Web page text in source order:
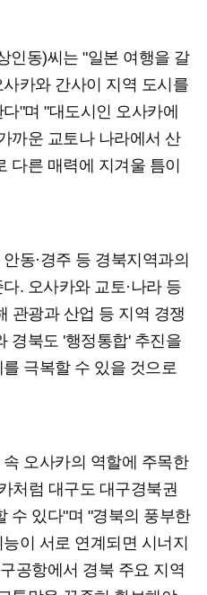
인동)씨는 "일본 여행을 갈
카와 간사이 지역 도시를
"며 "대도시인 오사카에
까운 교토나 나라에서 산
다른 매력에 지겨울 틈이
동·경주 등 경북지역과의
. 오사카와 교토·나라 등
관광과 산업 등 지역 경쟁
경북도 '행정통합' 추진을
극복할 수 있을 것으로
오사카의 역할에 주목한
처럼 대구도 대구경북권
수 있다"며 "경북의 풍부한
이 서로 연계되면 시너지
공항에서 경북 주요 지역